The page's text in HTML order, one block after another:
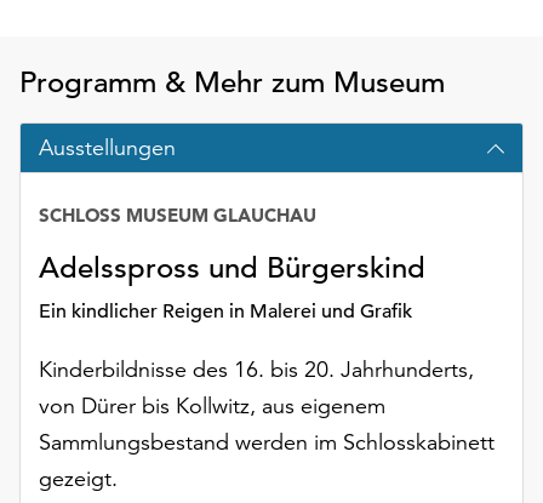
Einverständnis
weiterhin
ausgeführt.
Möchten
die
verwendeten
Cookies
anpassen,
Sie
Einstellungen
über
die
Programm & Mehr zum Museum
Ausstellungen
Adelsspross und Bürgerskind
Ein kindlicher Reigen in Malerei und Grafik
SCHLOSS MUSEUM GLAUCHAU
Kinderbildnisse des 16. bis 20. Jahrhunderts,
von Dürer bis Kollwitz, aus eigenem
Sammlungsbestand werden im Schlosskabinett
gezeigt.